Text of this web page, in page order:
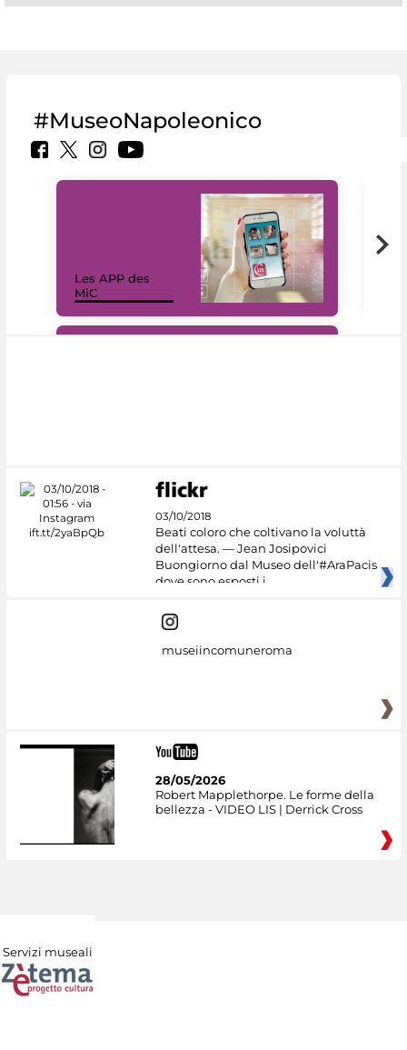
#MuseoNapoleonico
Les APP des
MiC
03/10/2018
Beati coloro che coltivano la voluttà
dell'attesa. — Jean Josipovici
Buongiorno dal Museo dell'#AraPacis
dove sono esposti i
museiincomuneroma
28/05/2026
Robert Mapplethorpe. Le forme della
bellezza - VIDEO LIS | Derrick Cross
Servizi museali